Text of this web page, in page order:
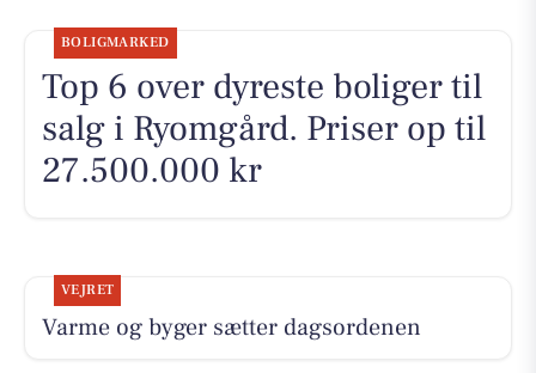
BOLIGMARKED
Top 6 over dyreste boliger til
salg i Ryomgård. Priser op til
27.500.000 kr
VEJRET
Varme og byger sætter dagsordenen